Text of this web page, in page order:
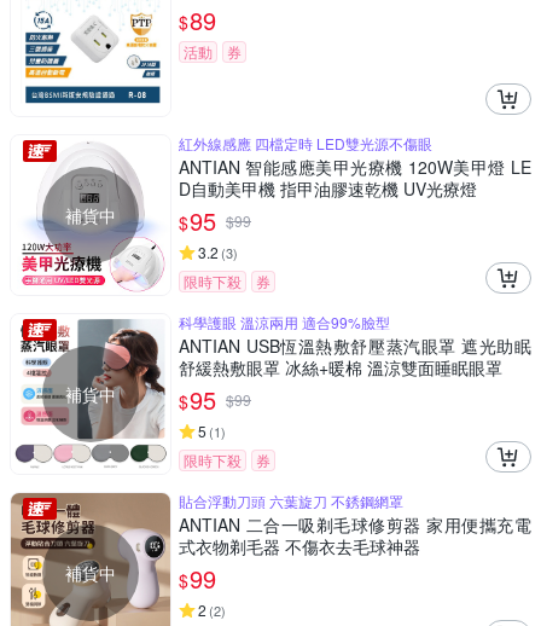
$89
活動 券
補貨中
紅外線感應 四檔定時 LED雙光源不傷眼
ANTIAN 智能感應美甲光療機 120W美甲燈 LE
D自動美甲機 指甲油膠速乾機 UV光療燈
$95 $99
3.2 (3)
限時下殺 券
補貨中
科學護眼 溫涼兩用 適合99%臉型
ANTIAN USB恆溫熱敷舒壓蒸汽眼罩 遮光助眠
舒緩熱敷眼罩 冰絲+暖棉 溫涼雙面睡眠眼罩
$95 $99
5 (1)
限時下殺 券
補貨中
貼合浮動刀頭 六葉旋刀 不銹鋼網罩
ANTIAN 二合一吸剃毛球修剪器 家用便攜充電
式衣物剃毛器 不傷衣去毛球神器
$99
2 (2)